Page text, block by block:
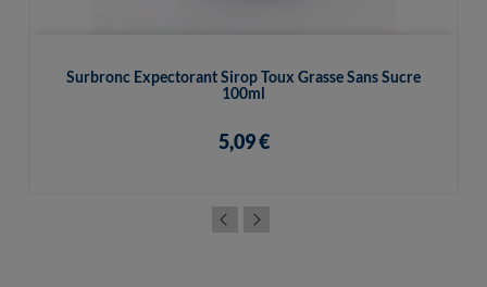
Surbronc Expectorant Sirop Toux Grasse Sans Sucre
100ml
5,09 €